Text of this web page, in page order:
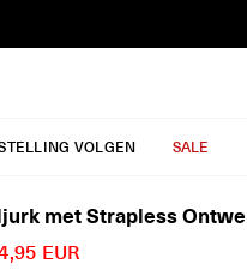
VOLGEN SALE
met Strapless
EUR